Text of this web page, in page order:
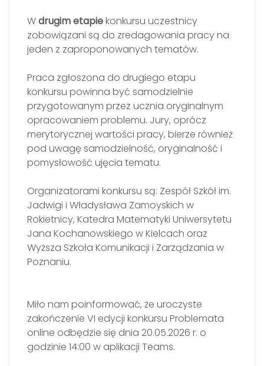
Wdrugim etapiekonkursu uczestnicy
zobowiązani są do zredagowania pracy na
jeden z zaproponowanych tematów.
Praca zgłoszona do drugiego etapu
konkursu powinna być samodzielnie
przygotowanym przez ucznia oryginalnym
opracowaniem problemu. Jury, oprócz
merytorycznej wartości pracy, bierze również
pod uwagę samodzielność, oryginalność i
pomysłowość ujęcia tematu.
Organizatorami konkursu są: Zespół Szkół im.
Jadwigi i Władysława Zamoyskich w
Rokietnicy, Katedra Matematyki Uniwersytetu
Jana Kochanowskiego w Kielcach oraz
Wyższa Szkoła Komunikacji i Zarządzania w
Poznaniu.
Miło nam poinformować, że uroczyste
zakończenie VI edycji konkursu Problemata
online odbędzie się dnia 20.05.2026 r. o
godzinie 14:00 w aplikacji Teams.